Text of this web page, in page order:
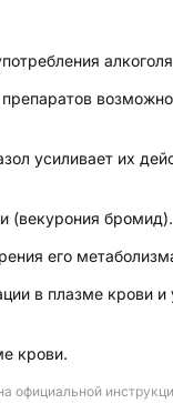
возможно
усиливает их
(векурония бромид).
его
в плазме крови и
крови.
официальной